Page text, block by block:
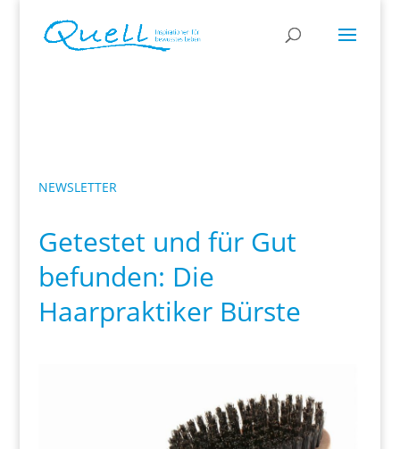
NEWSLETTER
Getestet und für Gut
befunden: Die
Haarpraktiker Bürste